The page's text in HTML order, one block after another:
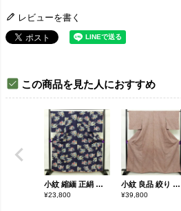
レビューを書く
この商品を見た人におすすめ
小紋 縮緬 正絹 花柄 袷仕立て 身丈161.5cm 裄丈67.5cm リサイクル着物 着物 青・紺
¥23,800
小紋 良品 絞り 総絞り 正絹 古典柄 袷仕立て 身丈164cm 裄丈65cm リサイクル着物 一部しつけ糸付き 着物 茶
¥39,800